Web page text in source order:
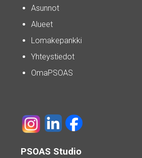
Asunnot
Alueet
Lomakepankki
Yhteystiedot
OmaPSOAS
PSOAS Studio